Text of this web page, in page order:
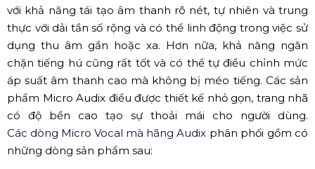
với khả năng tái tạo âm thanh rõ nét, tự nhiên và trung
thực với dải tần số rộng và có thể linh động trong việc sử
dụng thu âm gần hoặc xa. Hơn nữa, khả năng ngăn
chặn tiếng hú cũng rất tốt và có thể tự điều chỉnh mức
áp suất âm thanh cao mà không bị méo tiếng. Các sản
phẩm Micro Audix điều được thiết kế nhỏ gọn, trang nhã
có độ bền cao tạo sự thoải mái cho người dùng.
Các dòng Micro Vocal mà hãng Audix phân phối gồm có
những dòng sản phẩm sau: